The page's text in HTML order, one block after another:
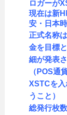
ロガーが
現在は新
安・日本
正式名称
金を目標
細が発表さ
（POS通
XSTCを
うこと）
総発行枚